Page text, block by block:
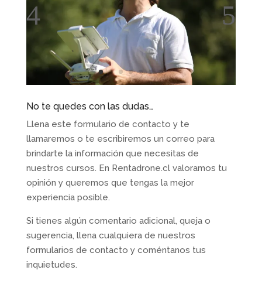
No te quedes con las dudas…
Llena este formulario de contacto y te
llamaremos o te escribiremos un correo para
brindarte la información que necesitas de
nuestros cursos. En Rentadrone.cl valoramos tu
opinión y queremos que tengas la mejor
experiencia posible.
Si tienes algún comentario adicional, queja o
sugerencia, llena cualquiera de nuestros
formularios de contacto y coméntanos tus
inquietudes.